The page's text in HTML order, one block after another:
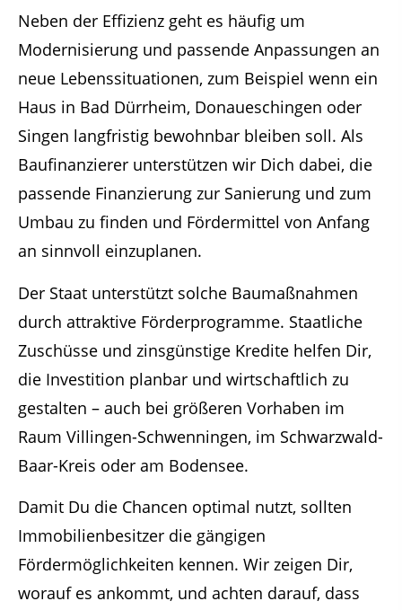
Neben der Effizienz geht es häufig um
Modernisierung und passende Anpassungen an
neue Lebenssituationen, zum Beispiel wenn ein
Haus in Bad Dürrheim, Donaueschingen oder
Singen langfristig bewohnbar bleiben soll. Als
Baufinanzierer unterstützen wir Dich dabei, die
passende Finanzierung zur Sanierung und zum
Umbau zu finden und Fördermittel von Anfang
an sinnvoll einzuplanen.
Der Staat unterstützt solche Baumaßnahmen
durch attraktive Förderprogramme. Staatliche
Zuschüsse und zinsgünstige Kredite helfen Dir,
die Investition planbar und wirtschaftlich zu
gestalten – auch bei größeren Vorhaben im
Raum Villingen-Schwenningen, im Schwarzwald-
Baar-Kreis oder am Bodensee.
Damit Du die Chancen optimal nutzt, sollten
Immobilienbesitzer die gängigen
Fördermöglichkeiten kennen. Wir zeigen Dir,
worauf es ankommt, und achten darauf, dass